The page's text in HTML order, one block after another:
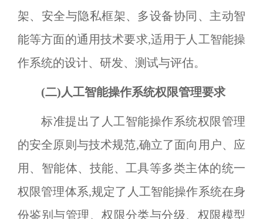
架、安全与隐私框架、多设备协同、主动智
能等方面的通用技术要求,适用于人工智能操
作系统的设计、研发、测试与评估。
(二)人工智能操作系统权限管理要求
标准提出了人工智能操作系统权限管理
的安全原则与技术规范,确立了面向用户、应
用、智能体、技能、工具等多类主体的统一
权限管理体系,规定了人工智能操作系统在身
份鉴别与管理、权限分类与分级、权限模型